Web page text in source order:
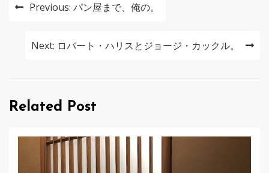
投
ー
Previous: パン屋まで、俺の。
Next: ロバート・ハリスとジョージ・カックル。
Related Post